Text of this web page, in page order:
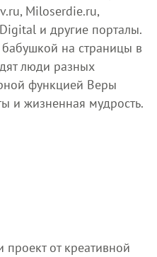
Miloserdie.ru,
и другие порталы.
на страницы в
люди разных
функцией Веры
и жизненная мудрость.
от креативной